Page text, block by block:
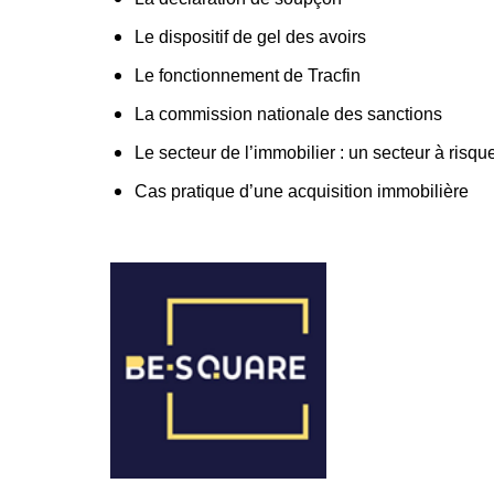
Le dispositif de gel des avoirs
Le fonctionnement de Tracfin
La commission nationale des sanctions
Le secteur de l’immobilier : un secteur à
Cas pratique d’une acquisition immobilière